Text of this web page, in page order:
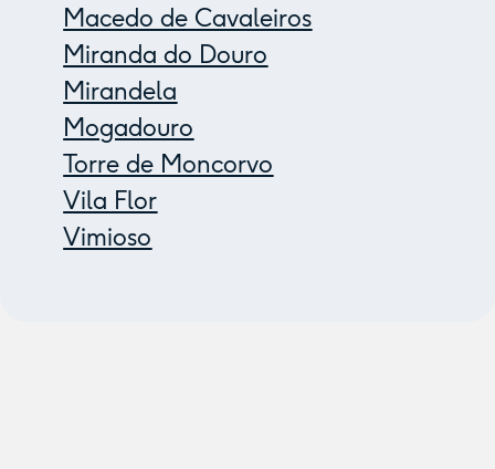
Macedo de Cavaleiros
Miranda do Douro
Mirandela
Mogadouro
Torre de Moncorvo
Vila Flor
Vimioso